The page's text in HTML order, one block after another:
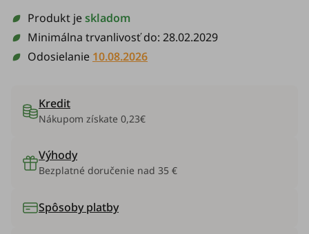
Produkt jeskladom
Minimálna trvanlivosť do: 28.02.2029
Odosielanie 10.08.2026
Kredit
Nákupom získate 0,23€
Výhody
Bezplatné doručenie nad 35 €
Spôsoby platby